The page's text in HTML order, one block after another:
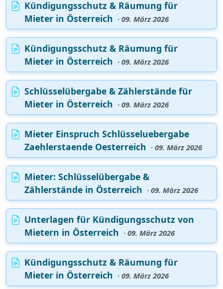
Kündigungsschutz & Räumung für
Mieter in Österreich · 09. März 2026
Kündigungsschutz & Räumung für
Mieter in Österreich · 09. März 2026
Schlüsselübergabe & Zählerstände für
Mieter in Österreich · 09. März 2026
Mieter Einspruch Schlüsseluebergabe
Zaehlerstaende Oesterreich · 09. März 2026
Mieter: Schlüsselübergabe &
Zählerstände in Österreich · 09. März 2026
Unterlagen für Kündigungsschutz von
Mietern in Österreich · 09. März 2026
Kündigungsschutz & Räumung für
Mieter in Österreich · 09. März 2026